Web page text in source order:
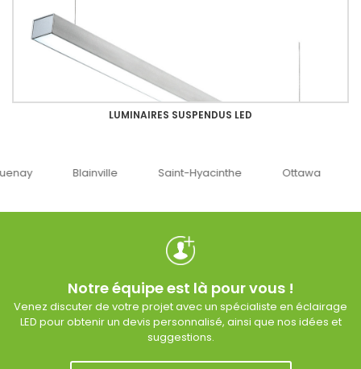
LUMINAIRES SUSPENDUS LED
Blainville Saint-Hyacinthe Ottawa
Notre équipe est là pour vous !
Venez discuter de votre projet avec un spécialiste en éclairage
LED pour obtenir un devis personnalisé, ainsi que nos idées et
suggestions.